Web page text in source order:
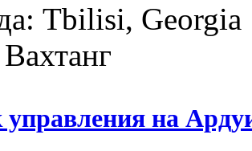
Tbilisi, Georgia
на